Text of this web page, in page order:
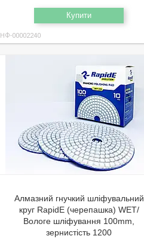
Купити
НФ-00002240
Алмазний гнучкий шліфувальний
круг RapidE (черепашка) WET/
Вологе шліфування 100mm,
зернистість 1200